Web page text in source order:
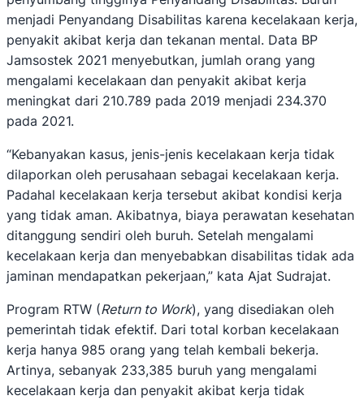
menjadi Penyandang Disabilitas karena kecelakaan kerja,
penyakit akibat kerja dan tekanan mental. Data BP
Jamsostek 2021 menyebutkan, jumlah orang yang
mengalami kecelakaan dan penyakit akibat kerja
meningkat dari 210.789 pada 2019 menjadi 234.370
pada 2021.
“Kebanyakan kasus, jenis-jenis kecelakaan kerja tidak
dilaporkan oleh perusahaan sebagai kecelakaan kerja.
Padahal kecelakaan kerja tersebut akibat kondisi kerja
yang tidak aman. Akibatnya, biaya perawatan kesehatan
ditanggung sendiri oleh buruh. Setelah mengalami
kecelakaan kerja dan menyebabkan disabilitas tidak ada
jaminan mendapatkan pekerjaan,” kata Ajat Sudrajat.
Program RTW (Return to Work), yang disediakan oleh
pemerintah tidak efektif. Dari total korban kecelakaan
kerja hanya 985 orang yang telah kembali bekerja.
Artinya, sebanyak 233,385 buruh yang mengalami
kecelakaan kerja dan penyakit akibat kerja tidak